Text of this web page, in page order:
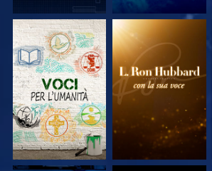
ESPLORA LE
SERIE
ESPLORA LE
SERIE